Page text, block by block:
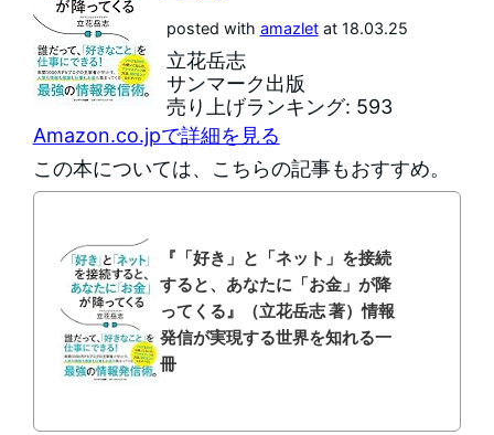
posted with amazletat 18.03.25
立花岳志
サンマーク出版
売り上げランキング: 593
Amazon.co.jpで詳細を見る
この本については、こちらの記事もおすすめ。
『「好き」と「ネット」を接続
すると、あなたに「お金」が降
ってくる』（立花岳志 著）情報
発信が実現する世界を知れる一
冊